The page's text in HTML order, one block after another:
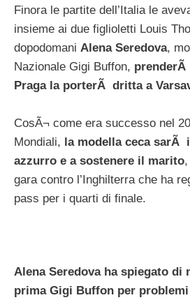
Finora le partite dell’Italia le
insieme ai due figlioletti Louis
dopodomani Alena Seredova,
Nazionale Gigi Buffon,
Praga la porterÃ dritta a
CosÃ¬ come era successo nel
Mondiali, la modella ceca sarÃ
azzurro e a sostenere il marito
gara contro l’Inghilterra che ha
pass per i quarti di finale.
Alena Seredova ha spiegato di
prima Gigi Buffon per